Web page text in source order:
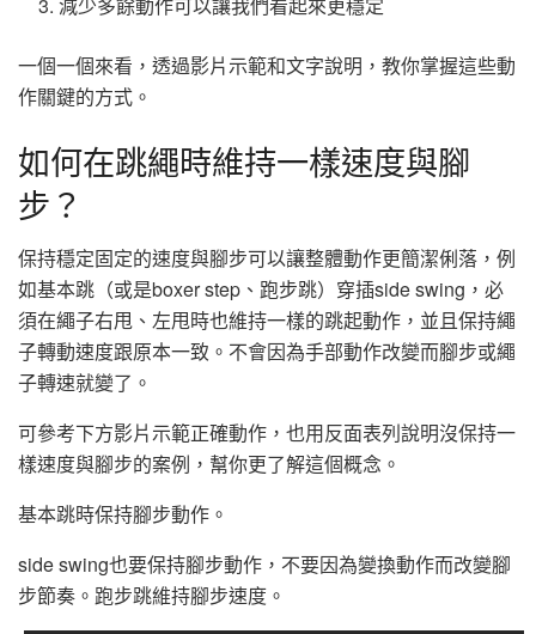
減少多餘動作可以讓我們看起來更穩定
一個一個來看，透過影片示範和文字說明，教你掌握這些動
作關鍵的方式。
如何在跳繩時維持一樣速度與腳
步？
保持穩定固定的速度與腳步可以讓整體動作更簡潔俐落，例
如基本跳（或是boxer step、跑步跳）穿插side swing，必
須在繩子右甩、左甩時也維持一樣的跳起動作，並且保持繩
子轉動速度跟原本一致。不會因為手部動作改變而腳步或繩
子轉速就變了。
可參考下方影片示範正確動作，也用反面表列說明沒保持一
樣速度與腳步的案例，幫你更了解這個概念。
基本跳時保持腳步動作。
side swing也要保持腳步動作，不要因為變換動作而改變腳
步節奏。跑步跳維持腳步速度。